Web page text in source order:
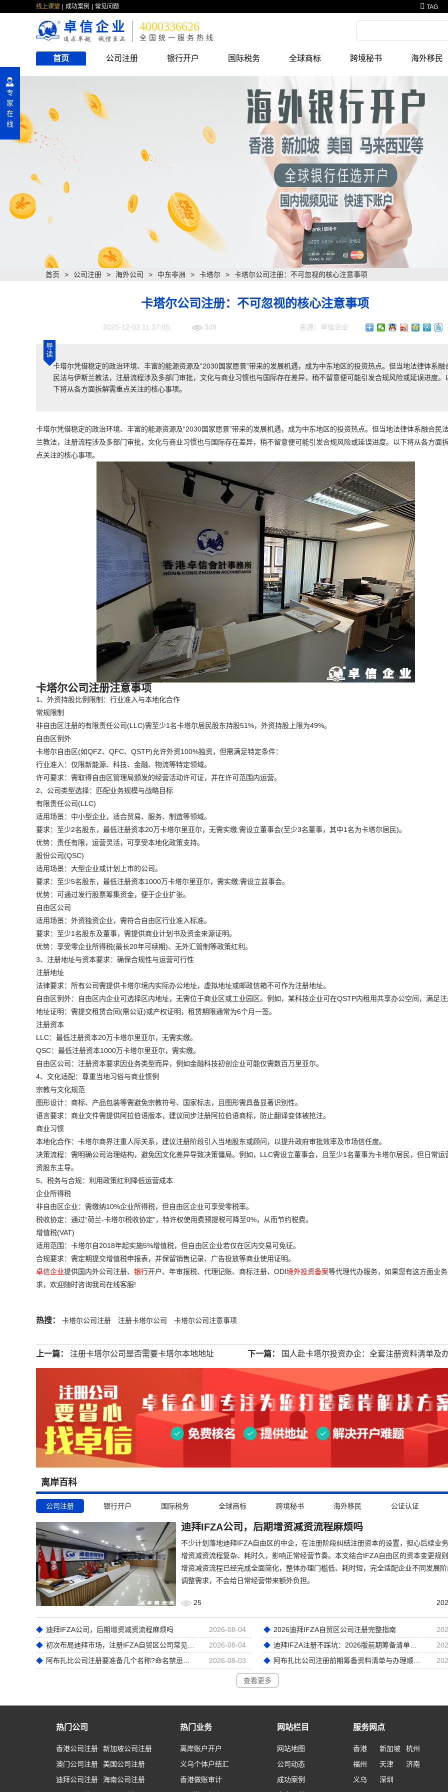
线上课堂 成功案例 常见问题 TAG
卓信企业 4000336626
全国统一服务热线
首页 公司注册 银行开户 国际税务 全球商标 跨境秘书 海外移民
首页 > 公司注册 > 海外公司 > 中东非洲 > 卡塔尔 > 卡塔尔公司注册：不可忽视的核心注意事项
卡塔尔公司注册：不可忽视的核心注意事项
2025-12-02 11:37:05 349 来源：卓信企业
导
读
卡塔尔凭借稳定的政治环境、丰富的能源资源及“2030国家愿景”带来的发展机遇，成为中东地区的投资热点。但当地法律体系融
民法与伊斯兰教法，注册流程涉及多部门审批，文化与商业习惯也与国际存在差异，稍不留意便可能引发合规风险或延误进度。
下将从各方面拆解需重点关注的核心事项。
卡塔尔凭借稳定的政治环境、丰富的能源资源及“2030国家愿景”带来的发展机遇，成为中东地区的投资热点。但当地法律体系融合民
兰教法，注册流程涉及多部门审批，文化与商业习惯也与国际存在差异，稍不留意便可能引发合规风险或延误进度。以下将从各方面
点关注的核心事项。
卡塔尔公司注册注意事项
1、外资持股比例限制：行业准入与本地化合作
常规限制
非自由区注册的有限责任公司(LLC)需至少1名卡塔尔居民股东持股51%，外资持股上限为49%。
自由区例外
卡塔尔自由区(如QFZ、QFC、QSTP)允许外资100%独资，但需满足特定条件：
行业准入：仅限新能源、科技、金融、物流等特定领域。
许可要求：需取得自由区管理局颁发的经营活动许可证，并在许可范围内运营。
2、公司类型选择：匹配业务规模与战略目标
有限责任公司(LLC)
适用场景：中小型企业，适合贸易、服务、制造等领域。
要求：至少2名股东，最低注册资本20万卡塔尔里亚尔，无需实缴;需设立董事会(至少3名董事，其中1名为卡塔尔居民)。
优势：责任有限，运营灵活，可享受本地化政策支持。
股份公司(QSC)
适用场景：大型企业或计划上市的公司。
要求：至少5名股东，最低注册资本1000万卡塔尔里亚尔，需实缴;需设立监事会。
优势：可通过发行股票筹集资金，便于企业扩张。
自由区公司
适用场景：外资独资企业，需符合自由区行业准入标准。
要求：至少1名股东及董事，需提供商业计划书及资金来源证明。
优势：享受零企业所得税(最长20年可续期)、无外汇管制等政策红利。
3、注册地址与资本要求：确保合规性与运营可行性
注册地址
法律要求：所有公司需提供卡塔尔境内实际办公地址，虚拟地址或邮政信箱不可作为注册地址。
自由区例外：自由区内企业可选择区内地址，无需位于商业区或工业园区。例如，某科技企业可在QSTP内租用共享办公空间，满足
地址证明：需提交租赁合同(需公证)或产权证明，租赁期限通常为6个月一签。
注册资本
LLC：最低注册资本20万卡塔尔里亚尔，无需实缴。
QSC：最低注册资本1000万卡塔尔里亚尔，需实缴。
自由区公司：注册资本要求因业务类型而异，例如金融科技初创企业可能仅需数百万里亚尔。
4、文化适配：尊重当地习俗与商业惯例
宗教与文化规范
图形设计：商标、产品包装等需避免宗教符号、国家标志，且图形需具备显著识别性。
语言要求：商业文件需提供阿拉伯语版本，建议同步注册阿拉伯语商标，防止翻译变体被抢注。
商业习惯
本地化合作：卡塔尔商界注重人际关系，建议注册阶段引入当地股东或顾问，以提升政府审批效率及市场信任度。
决策流程：需明确公司治理结构，避免因文化差异导致决策僵局。例如，LLC需设立董事会，且至少1名董事为卡塔尔居民，但日常运
资股东主导。
5、税务与合规：利用政策红利降低运营成本
企业所得税
非自由区企业：需缴纳10%企业所得税，但自由区企业可享受零税率。
税收协定：通过“荷兰-卡塔尔税收协定”，特许权使用费预提税可降至0%，从而节约税费。
增值税(VAT)
适用范围：卡塔尔自2018年起实施5%增值税，但自由区企业若仅在区内交易可免征。
合规要求：需定期提交增值税申报表，并保留销售记录、广告投放等商业使用证明。
卓信企业提供国内外公司注册、 银行开户、年审报税、代理记账、商标注册、ODI境外投资备案等代理代办服务，如果您有这方面业
求，欢迎随时咨询我司在线客服!
热搜： 卡塔尔公司注册 注册卡塔尔公司 卡塔尔公司注意事项
上一篇： 注册卡塔尔公司是否需要卡塔尔本地地址 下一篇： 国人赴卡塔尔投资办企：全套注册资料清单及
离岸百科
公司注册 银行开户 国际税务 全球商标 跨境秘书 海外移民 公证认证
迪拜IFZA公司，后期增资减资流程麻烦吗
不少计划落地迪拜IFZA自由区的中企，在注册阶段纠结注册资本的设置，担心后续业
增资减资流程复杂、耗时久，影响正常经营节奏。本文结合IFZA自由区的资本变更规
增资减资流程已经完成全面简化，整体办理门槛低、耗时短，完全适配企业不同发展
调整需求，不会给日常经营带来额外负担。
25
迪拜IFZA公司，后期增资减资流程麻烦吗 2026-08-04 2026迪拜IFZA自贸区公司注册完整指南
2026-08-04
2026-08-03
查看更多
热门公司
香港公司注册
新加坡公司注册
澳门公司注册
美国公司注册
迪拜公司注册
海南公司注册
热门业务
离岸账户开户
义乌个体户结汇
香港做账审计
网站栏目
网站地图
公司动态
成功案例
服务网点
香港 新加坡
杭州
福州
天津
济南
义乌
深圳
专
家
在
线